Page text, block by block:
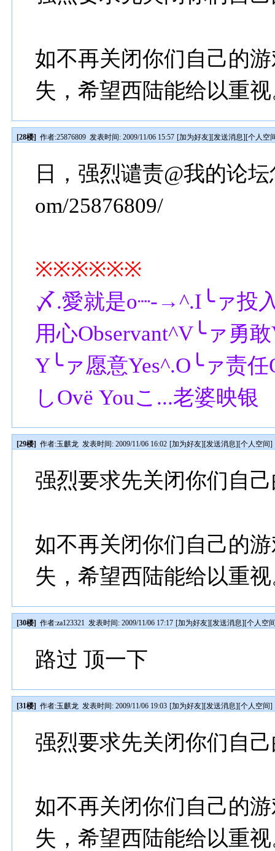
如不再关闭你们自己的
失，希望西陆能给以重
[28楼] 作者:25876809 发表时间: 2009/11/06 15:57 [加为好友][发送消息][个人空
日，强烈谴责@我的论
om/25876809/
※※※※※※
〆.愛就是o┈-→^.I╰ァ投
用心Observant^V╰ァ勇
Y╰ァ愿意Yes^.O╰ァ责
しΟvё Youこ...老婆映银
[29楼] 作者:玉麒龙 发表时间: 2009/11/06 16:02 [加为好友][发送消息][个人空间]
强烈要求先关闭你们自
如不再关闭你们自己的
失，希望西陆能给以重
[30楼] 作者:za123321 发表时间: 2009/11/06 17:17 [加为好友][发送消息][个人空
路过 顶一下
[31楼] 作者:玉麒龙 发表时间: 2009/11/06 19:03 [加为好友][发送消息][个人空间]
强烈要求先关闭你们自
如不再关闭你们自己的
失，希望西陆能给以重